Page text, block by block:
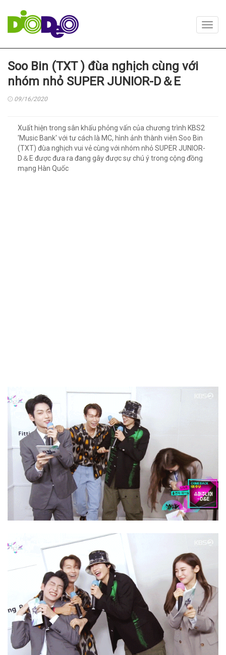
Soo Bin (TXT ) đùa nghịch cùng với
nhóm nhỏ SUPER JUNIOR-D＆E
09/16/2020
Xuất hiện trong sân khấu phỏng vấn của chương trình KBS2
'Music Bank' với tư cách là MC, hình ảnh thành viên Soo Bin
(TXT) đùa nghịch vui vẻ cùng với nhóm nhỏ SUPER JUNIOR-
D＆E được đưa ra đang gây được sự chú ý trong cộng đồng
mạng Hàn Quốc